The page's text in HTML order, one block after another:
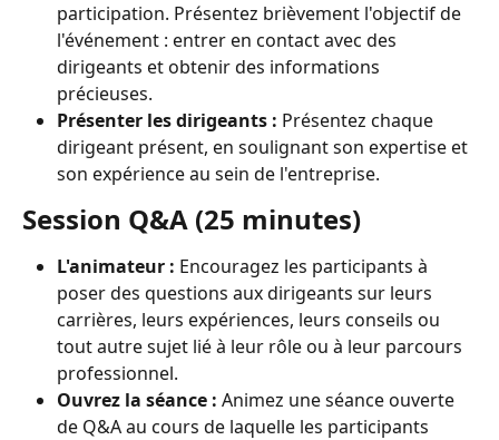
participation. Présentez brièvement l'objectif de
l'événement : entrer en contact avec des
dirigeants et obtenir des informations
précieuses.
Présenter les dirigeants : Présentez chaque
dirigeant présent, en soulignant son expertise et
son expérience au sein de l'entreprise.
Session Q&A (25 minutes)
L'animateur : Encouragez les participants à
poser des questions aux dirigeants sur leurs
carrières, leurs expériences, leurs conseils ou
tout autre sujet lié à leur rôle ou à leur parcours
professionnel.
Ouvrez la séance : Animez une séance ouverte
de Q&A au cours de laquelle les participants